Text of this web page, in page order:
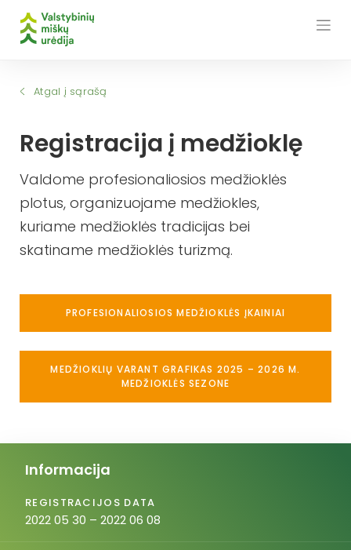
Atgal į sąrašą
Registracija į medžioklę
Valdome profesionaliosios medžioklės
plotus, organizuojame medžiokles,
kuriame medžioklės tradicijas bei
skatiname medžioklės turizmą.
PROFESIONALIOSIOS MEDŽIOKLĖS ĮKAINIAI
MEDŽIOKLIŲ VARANT GRAFIKAS 2025 – 2026 M.
MEDŽIOKLĖS SEZONE
Informacija
REGISTRACIJOS DATA
2022 05 30 – 2022 06 08